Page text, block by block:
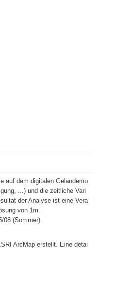
auf dem digitalen Geländemo
...) und die zeitliche Vari
der Analyse ist eine Vera
von 1m.
08 (Sommer).
ArcMap erstellt. Eine detai